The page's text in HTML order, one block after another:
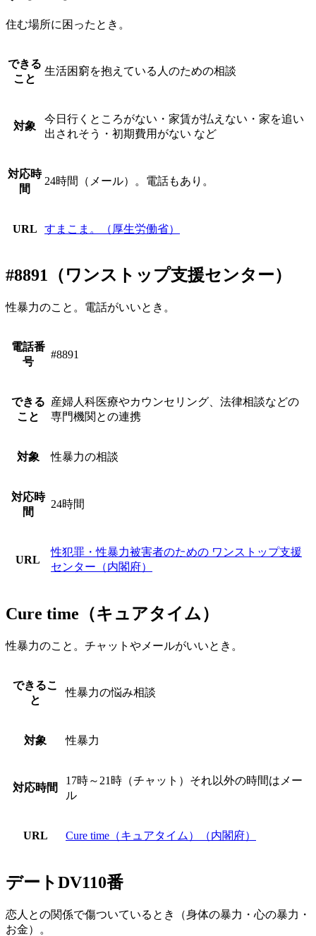
住む場所に困ったとき。
できる
こと
生活困窮を抱えている人のための相談
対象
今日行くところがない・家賃が払えない・家を追い
出されそう・初期費用がない など
対応時
間
24時間（メール）。電話もあり。
URL すまこま。（厚生労働省）
#8891（ワンストップ支援センター）
性暴力のこと。電話がいいとき。
電話番
号
#8891
できる
こと
産婦人科医療やカウンセリング、法律相談などの
専門機関との連携
対象 性暴力の相談
対応時
間
24時間
URL
性犯罪・性暴力被害者のための ワンストップ支援
センター（内閣府）
Cure time（キュアタイム）
性暴力のこと。チャットやメールがいいとき。
できるこ
と
性暴力の悩み相談
対象 性暴力
対応時間
17時～21時（チャット）それ以外の時間はメー
ル
URL Cure time（キュアタイム）（内閣府）
デートDV110番
恋人との関係で傷ついているとき（身体の暴力・心の暴力・
お金）。